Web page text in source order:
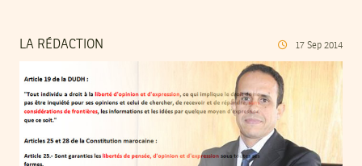
LA RÉDACTION 17 Sep 2014